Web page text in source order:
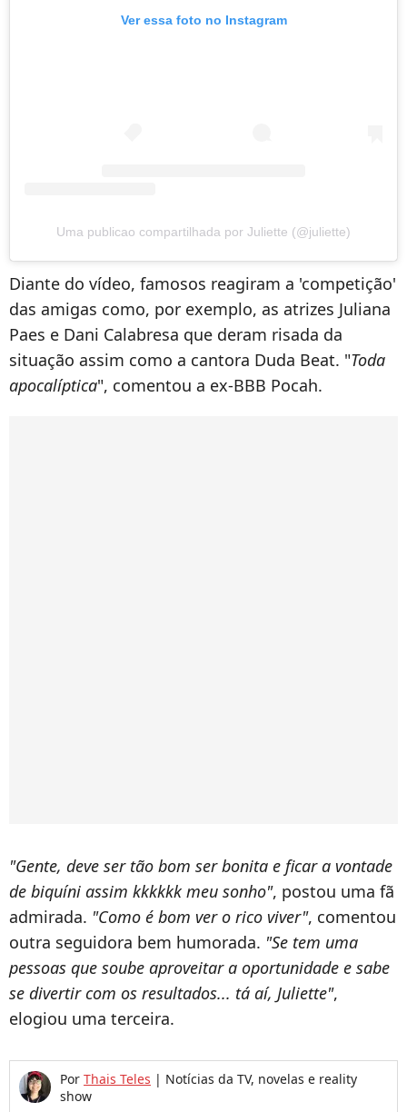
Ver essa foto no Instagram
Uma publicao compartilhada por Juliette (@juliette)
Diante do vídeo, famosos reagiram a 'competição'
das amigas como, por exemplo, as atrizes Juliana
Paes e Dani Calabresa que deram risada da
situação assim como a cantora Duda Beat. "Toda
apocalíptica", comentou a ex-BBB Pocah.
"Gente, deve ser tão bom ser bonita e ficar a vontade
de biquíni assim kkkkkk meu sonho", postou uma fã
admirada. "Como é bom ver o rico viver", comentou
outra seguidora bem humorada. "Se tem uma
pessoas que soube aproveitar a oportunidade e sabe
se divertir com os resultados... tá aí, Juliette",
elogiou uma terceira.
Por Thais Teles | Notícias da TV, novelas e reality
show